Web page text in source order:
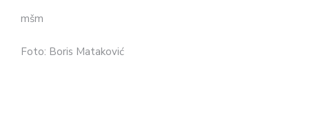
mšm
Foto: Boris Mataković